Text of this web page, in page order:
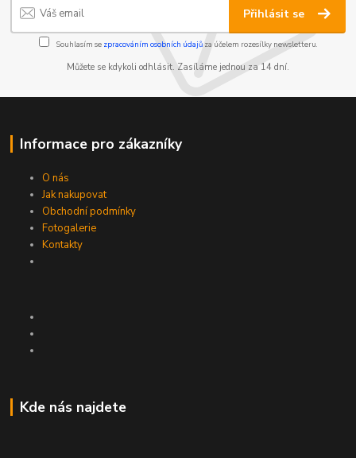
Přihlásit se
Souhlasím se zpracováním osobních údajůza účelem rozesílky newsletteru.
Můžete se kdykoli odhlásit. Zasíláme jednou za 14 dní.
Informace pro zákazníky
O nás
Jak nakupovat
Obchodní podmínky
Fotogalerie
Kontakty
Kde nás najdete